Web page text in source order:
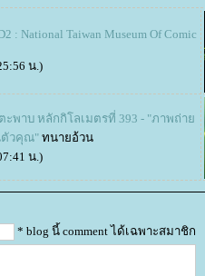
: National Taiwan Museum Of Comic
น.)
พาบ หลักกิโลเมตรที่ 393 - "ภาพถ่า
ตัวคุณ" ทนายอ้วน
น.)
* blog นี้ comment ได้เฉพาะสมาชิก